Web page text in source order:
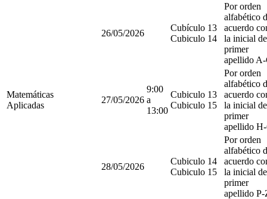
Matemáticas
Aplicadas
26/05/2026
9:00
a
13:00
Cubículo 13
Cubiculo 14
Por orden
alfabético
acuerdo
la inicial
primer
apellido
27/05/2026
Cubiculo 13
Cubiculo 15
Por orden
alfabético
acuerdo
la inicial
primer
apellido
28/05/2026
Cubiculo 14
Cubiculo 15
Por orden
alfabético
acuerdo
la inicial
primer
apellido P-